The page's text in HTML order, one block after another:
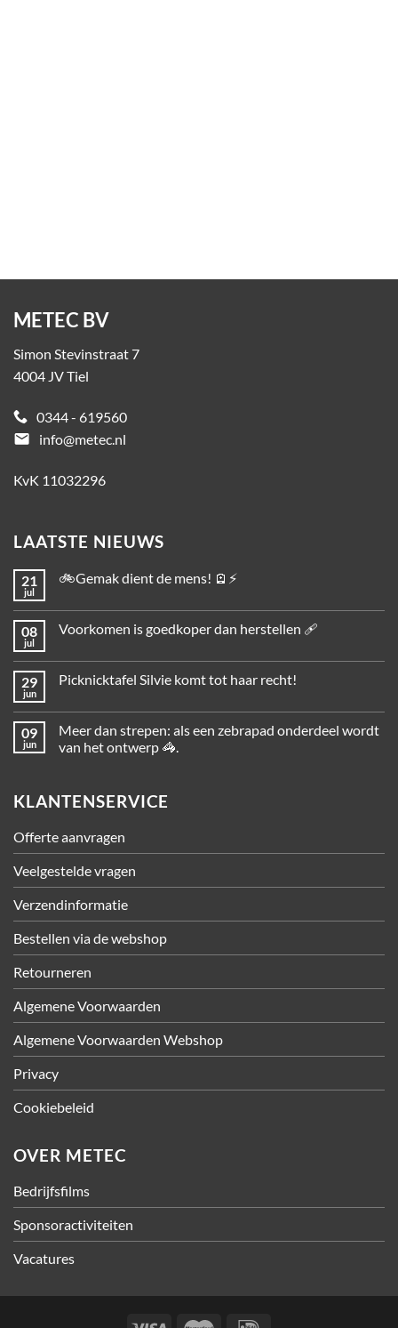
METEC BV
Simon Stevinstraat 7
4004 JV Tiel
0344 - 619560
email
info@metec.nl
KvK 11032296
LAATSTE NIEUWS
21
jul
🚲Gemak dient de mens! 🪫⚡
08
jul
Voorkomen is goedkoper dan herstellen 🩹
29
jun
Picknicktafel Silvie komt tot haar recht!
09
jun
Meer dan strepen: als een zebrapad onderdeel wordt
van het ontwerp 🦓.
KLANTENSERVICE
Offerte aanvragen
Veelgestelde vragen
Verzendinformatie
Bestellen via de webshop
Retourneren
Algemene Voorwaarden
Algemene Voorwaarden Webshop
Privacy
Cookiebeleid
OVER METEC
Bedrijfsfilms
Sponsoractiviteiten
Vacatures